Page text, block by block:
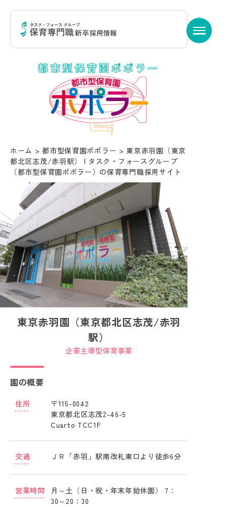
都市型保育園ポポラー
ホーム >都市型保育園ポポラー > 東京赤羽園（東京
都北区志茂/赤羽駅） | タスク・フォースグループ
（都市型保育園ポポラー）の保育専門職採用サイト
東京赤羽園（東京都北区志茂/赤羽
駅）
企業主導型保育事業
園の概要
住所
〒115-0042
東京都北区志茂2-46-5
Cuarto TCC1F
交通 ＪＲ「赤羽」駅南改札東口より徒歩6分
営業時間
月～土（日・祝・年末年始休園） 7：
30～20：30